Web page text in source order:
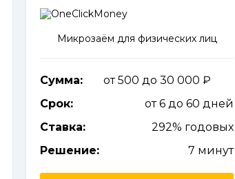
Микрозаём для физических лиц
Сумма:
от 500 до 30 000
Срок:
от 6 до 60 дней
Ставка:
292% годовых
Решение:
7 минут